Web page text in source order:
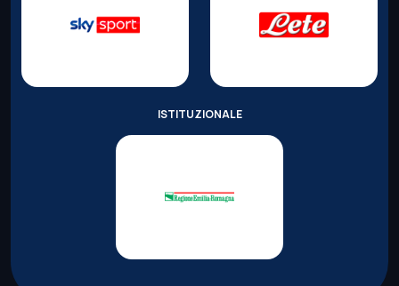
ISTITUZIONALE